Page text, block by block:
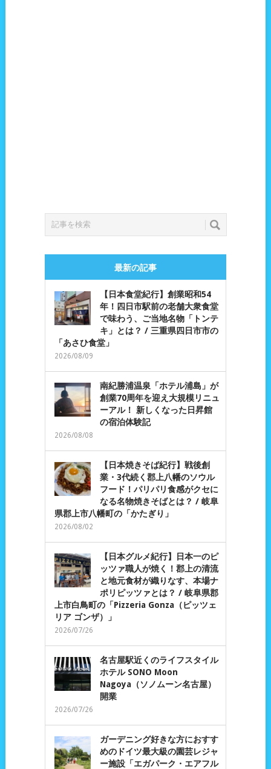
最新の記事
【日本食堂紀行】創業昭和54
年！四日市駅前の老舗大衆食堂
で味わう、ご当地名物「トンテ
キ」とは？ / 三重県四日市市の
「あさひ食堂」
2026/08/09
南紀勝浦温泉「ホテル浦島」が
創業70周年を迎え大規模リニュ
ーアル！ 新しくなった日昇館
の宿泊体験記
2026/08/08
【日本焼きそば紀行】戦後創
業・3代続く郡上八幡のソウル
フード！パリパリ食感がクセに
なる名物焼きそばとは？ / 岐阜
県郡上市八幡町の「かたぎり」
2026/08/02
【日本グルメ紀行】日本一のピ
ッツァ職人が焼く！郡上の清流
と地元食材が織りなす、本場ナ
ポリピッツァとは？ / 岐阜県郡
上市白鳥町の「Pizzeria Gonza（ピッツェ
リア ゴンザ）」
2026/07/26
名古屋駅近くのライフスタイル
ホテル SONO Moon
Nagoya（ソノムーン名古屋）
開業
2026/07/26
ガーデニング好きな方におすす
めのドイツ最大級の園芸レジャ
ー施設「エガパーク・エアフル